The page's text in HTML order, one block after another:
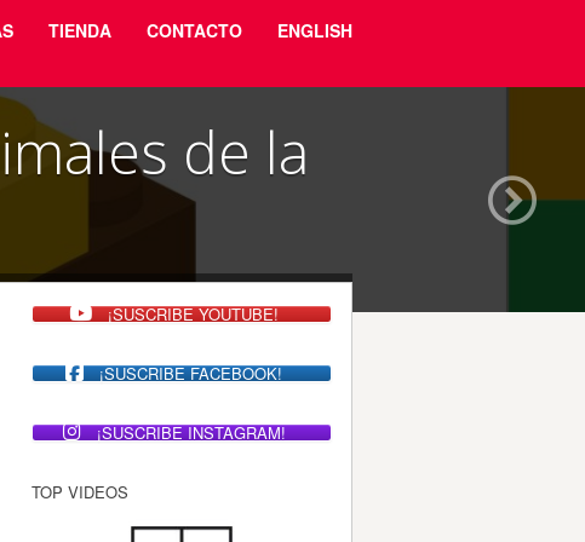
TIENDA CONTACTO ENGLISH
de la
¡SUSCRIBE YOUTUBE!
¡SUSCRIBE FACEBOOK!
¡SUSCRIBE INSTAGRAM!
TOP VIDEOS